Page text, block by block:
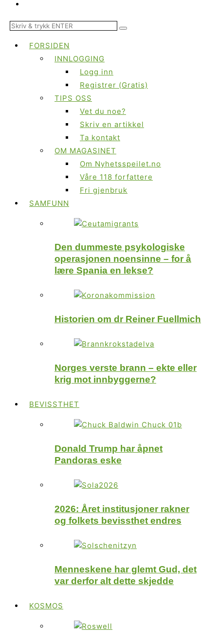
FORSIDEN
INNLOGGING
Logg inn
Registrer (Gratis)
TIPS OSS
Vet du noe?
Skriv en artikkel
Ta kontakt
OM MAGASINET
Om Nyhetsspeilet.no
Våre 118 forfattere
Fri gjenbruk
SAMFUNN
Den dummeste psykologiske
operasjonen noensinne – for å
lære Spania en lekse?
Historien om dr Reiner Fuellmich
Norges verste brann – ekte eller
krig mot innbyggerne?
BEVISSTHET
Donald Trump har åpnet
Pandoras eske
2026: Året institusjoner rakner
og folkets bevissthet endres
Menneskene har glemt Gud, det
var derfor alt dette skjedde
KOSMOS